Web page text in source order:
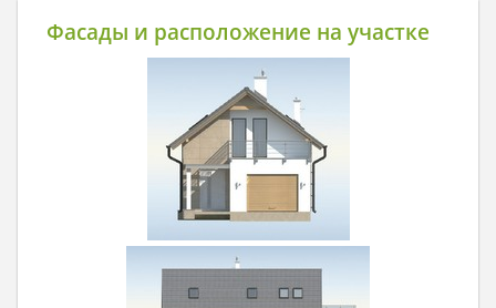
Фасады и расположение на участке